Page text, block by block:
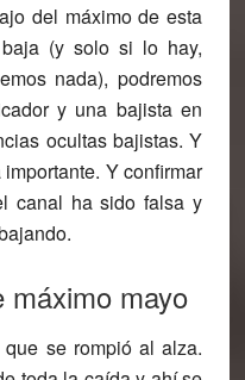
del máximo de esta
(y solo si lo hay,
nada), podremos
y una bajista en
ocultas bajistas. Y
Y confirmar
canal ha sido falsa y
máximo mayo
se rompió al alza.